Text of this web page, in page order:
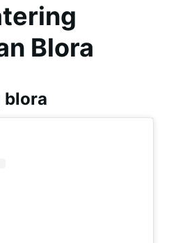
Blora
blora